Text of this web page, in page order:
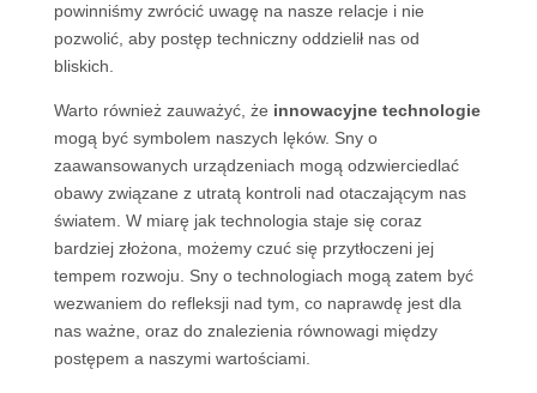
powinniśmy zwrócić uwagę na nasze relacje i nie
pozwolić, aby postęp techniczny oddzielił nas od
bliskich.
Warto również zauważyć, że innowacyjne technologie
mogą być symbolem naszych lęków. Sny o
zaawansowanych urządzeniach mogą odzwierciedlać
obawy związane z utratą kontroli nad otaczającym nas
światem. W miarę jak technologia staje się coraz
bardziej złożona, możemy czuć się przytłoczeni jej
tempem rozwoju. Sny o technologiach mogą zatem być
wezwaniem do refleksji nad tym, co naprawdę jest dla
nas ważne, oraz do znalezienia równowagi między
postępem a naszymi wartościami.